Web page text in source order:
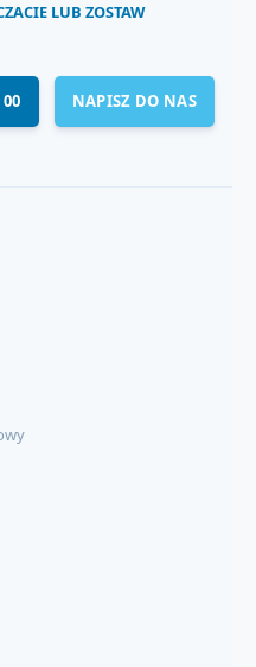
LUB ZOSTAW
NAPISZ DO NAS